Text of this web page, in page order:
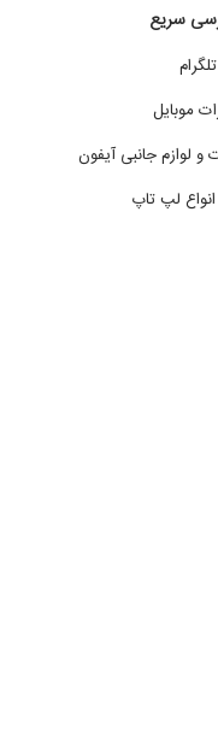
سریع
موبایل
و لوازم جانبی آیفون
لپ تاپ